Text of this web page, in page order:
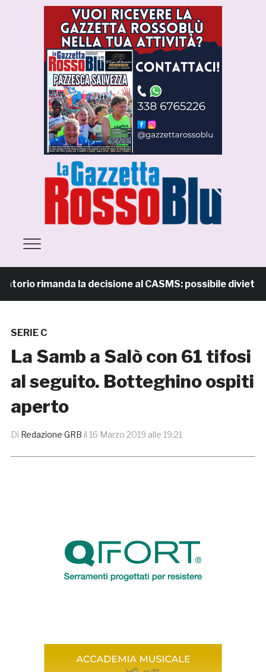
rimanda la decisione al CASMS: possibile divieto
SERIE C
La Samb a Salò con 61 tifosi
al seguito. Botteghino ospiti
aperto
Di Redazione GRB il 16 Marzo 2019 alle 19:21